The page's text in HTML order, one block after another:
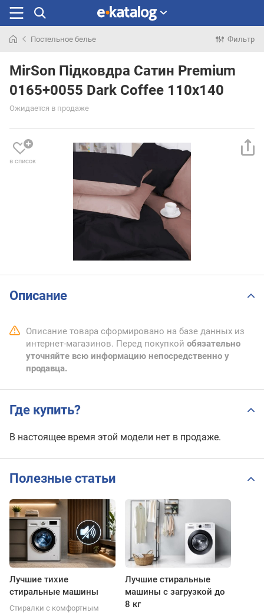
раньше
Постельное белье Фильтр
MirSon Підковдра Сатин Premium
0165+0055 Dark Coffee 110х140
Ожидается в продаже
в список
Описание
Описание товара сформировано на базе данных из
интернет-магазинов. Перед покупкой обязательно
уточняйте всю информацию непосредственно у
продавца.
Где купить?
В настоящее время этой модели нет в продаже.
Полезные статьи
Лучшие тихие
стиральные машины
Стиралки с комфортным
Лучшие стиральные
машины с загрузкой до
8 кг